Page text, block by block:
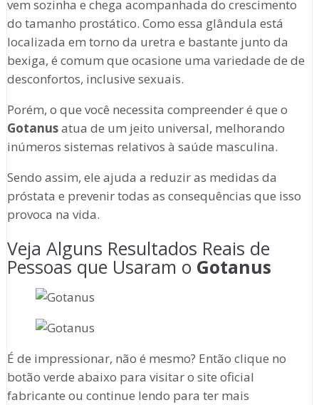
vem sozinha e chega acompanhada do crescimento
do tamanho prostático. Como essa glândula está
localizada em torno da uretra e bastante junto da
bexiga, é comum que ocasione uma variedade de de
desconfortos, inclusive sexuais.
Porém, o que você necessita compreender é que o
Gotanusatua de um jeito universal, melhorando
inúmeros sistemas relativos à saúde masculina.
Sendo assim, ele ajuda a reduzir as medidas da
próstata e prevenir todas as consequências que isso
provoca na vida.
Veja Alguns Resultados Reais de
Pessoas que Usaram o Gotanus
É de impressionar, não é mesmo? Então clique no
botão verde abaixo para visitar o site oficial
fabricante ou continue lendo para ter mais